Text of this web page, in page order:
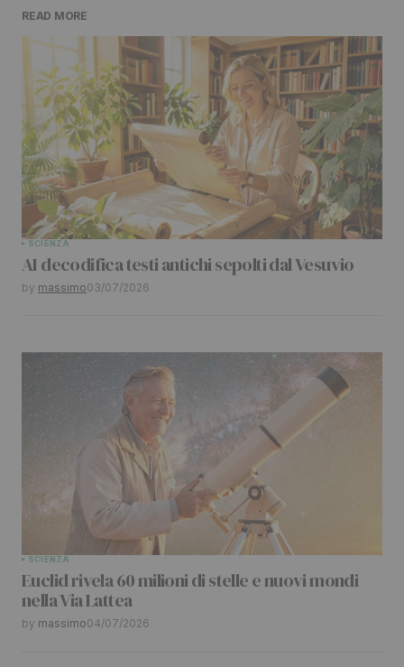
Il tuo indirizzo email non sarà pubblicato. I
campi obbligatori sono contrassegnati*
Comment*
Your Name*
READ MORE
SCIENZA
AI decodifica testi antichi sepolti dal Vesuvio
by massimo03/07/2026
SCIENZA
Euclid rivela 60 milioni di stelle e nuovi mondi
nella Via Lattea
by massimo04/07/2026